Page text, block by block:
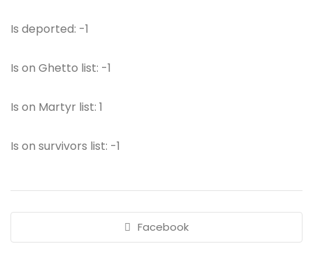
Is deported: -1
Is on Ghetto list: -1
Is on Martyr list: 1
Is on survivors list: -1
Facebook